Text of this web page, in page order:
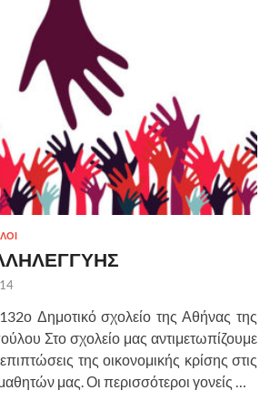
Δημοτικό σχολείο της Αθήνας της
Στο σχολείο μας αντιμετωπίζουμε
της οικονομικής κρίσης στις
μας. Οι περισσότεροι γονείς …